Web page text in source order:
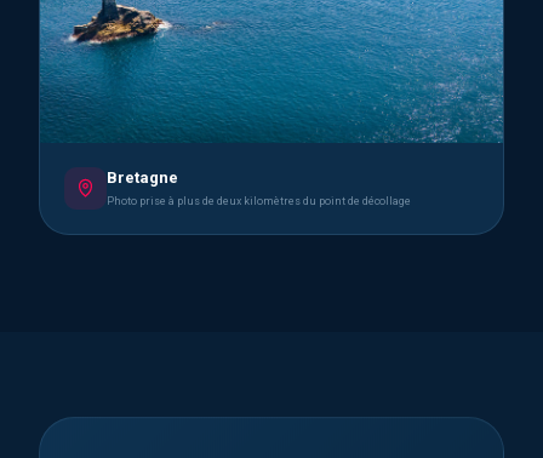
Bretagne
Photo prise à plus de deux kilomètres du point de décollage